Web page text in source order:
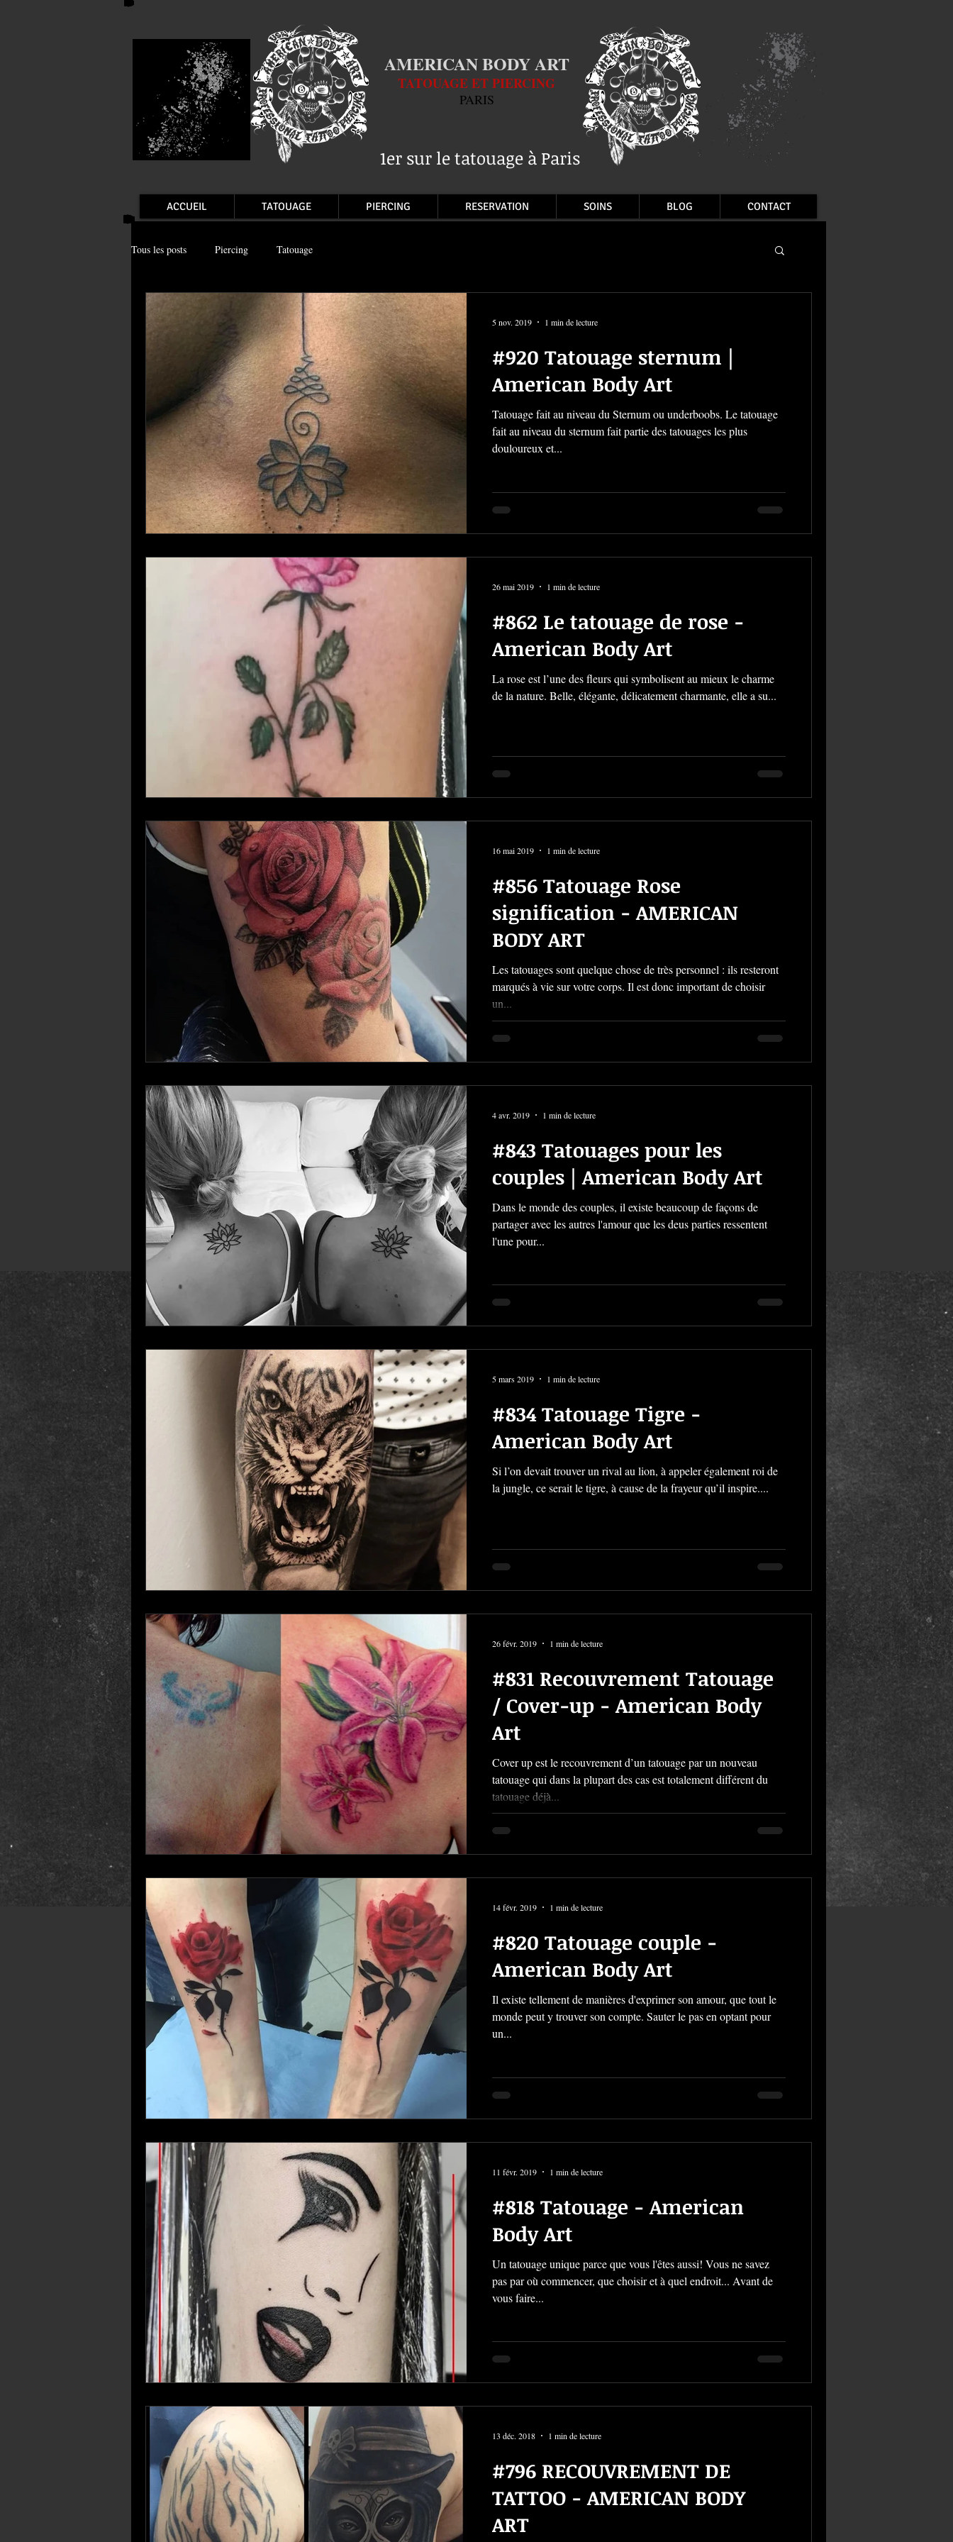
AMERICAN BODY ART
TATOUAGE ET PIERCING
PARIS
1er sur le tatouage à Paris
ACCUEIL TATOUAGE PIERCING RESERVATION SOINS BLOG CONTACT
Tous les posts Piercing Tatouage
#920 Tatouage sternum |
American Body Art
Tatouage fait au niveau du Sternum ou underboobs. Le tatouage
fait au niveau du sternum fait partie des tatouages les plus
douloureux et...
5 nov. 2019 1 min de lecture
#862 Le tatouage de rose -
American Body Art
La rose est l’une des fleurs qui symbolisent au mieux le charme
de la nature. Belle, élégante, délicatement charmante, elle a su...
26 mai 2019 1 min de lecture
#856 Tatouage Rose
signification - AMERICAN
BODY ART
Les tatouages sont quelque chose de très personnel : ils resteront
marqués à vie sur votre corps. Il est donc important de choisir
un...
16 mai 2019 1 min de lecture
#843 Tatouages pour les
couples | American Body Art
Dans le monde des couples, il existe beaucoup de façons de
partager avec les autres l'amour que les deus parties ressentent
l'une pour...
4 avr. 2019 1 min de lecture
#834 Tatouage Tigre -
American Body Art
Si l’on devait trouver un rival au lion, à appeler également roi de
la jungle, ce serait le tigre, à cause de la frayeur qu’il inspire....
5 mars 2019 1 min de lecture
#831 Recouvrement Tatouage
/ Cover-up - American Body
Art
Cover up est le recouvrement d’un tatouage par un nouveau
tatouage qui dans la plupart des cas est totalement différent du
tatouage déjà...
26 févr. 2019 1 min de lecture
#820 Tatouage couple -
American Body Art
Il existe tellement de manières d'exprimer son amour, que tout le
monde peut y trouver son compte. Sauter le pas en optant pour
un...
14 févr. 2019 1 min de lecture
#818 Tatouage - American
Body Art
Un tatouage unique parce que vous l'êtes aussi! Vous ne savez
pas par où commencer, que choisir et à quel endroit... Avant de
vous faire...
11 févr. 2019 1 min de lecture
#796 RECOUVREMENT DE
TATTOO - AMERICAN BODY
ART
13 déc. 2018 1 min de lecture